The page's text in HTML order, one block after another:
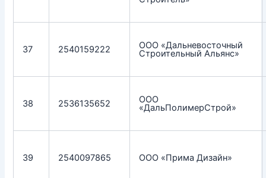
37 2540159222 ООО «Дальневосточный
Строительный Альянс»
38 2536135652 ООО
«ДальПолимерСтрой»
39 2540097865 ООО «Прима Дизайн»